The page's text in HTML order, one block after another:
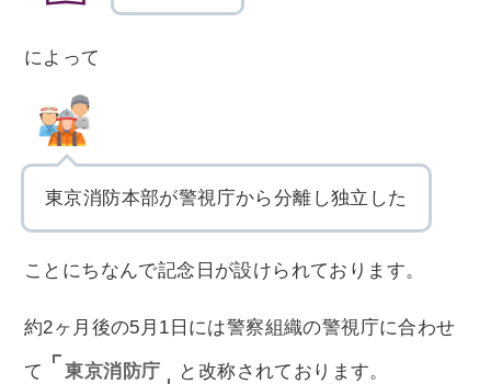
によって
東京消防本部が警視庁から分離し独立した
ことにちなんで記念日が設けられております。
約2ヶ月後の5月1日には警察組織の警視庁に合わせ
て 東京消防庁 と改称されております。